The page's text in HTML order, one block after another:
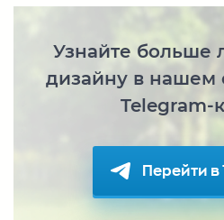
Узнайте больше
дизайну в нашем
Telegram-
Перейти в